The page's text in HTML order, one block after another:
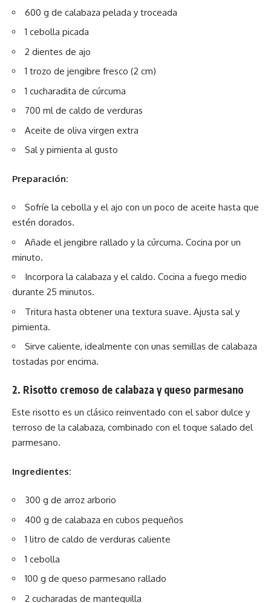
600 g de calabaza pelada y troceada
1 cebolla picada
2 dientes de ajo
1 trozo de jengibre fresco (2 cm)
1 cucharadita de cúrcuma
700 ml de caldo de verduras
Aceite de oliva virgen extra
Sal y pimienta al gusto
Preparación:
Sofríe la cebolla y el ajo con un poco de aceite hasta que
estén dorados.
Añade el jengibre rallado y la cúrcuma. Cocina por un
minuto.
Incorpora la calabaza y el caldo. Cocina a fuego medio
durante 25 minutos.
Tritura hasta obtener una textura suave. Ajusta sal y
pimienta.
Sirve caliente, idealmente con unas semillas de calabaza
tostadas por encima.
2. Risotto cremoso de calabaza y queso parmesano
Este risotto es un clásico reinventado con el sabor dulce y
terroso de la calabaza, combinado con el toque salado del
parmesano.
Ingredientes:
300 g de arroz arborio
400 g de calabaza en cubos pequeños
1 litro de caldo de verduras caliente
1 cebolla
100 g de queso parmesano rallado
2 cucharadas de mantequilla